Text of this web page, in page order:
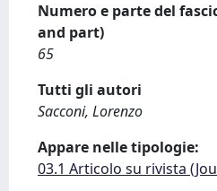
Numero e parte del
and part)
65
Tutti gli autori
Sacconi, Lorenzo
Appare nelle tipologie:
03.1 Articolo su rivista